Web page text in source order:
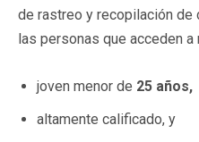
de rastreo y recopilación
las personas que acceden
joven menor de 25 años,
altamente calificado, y